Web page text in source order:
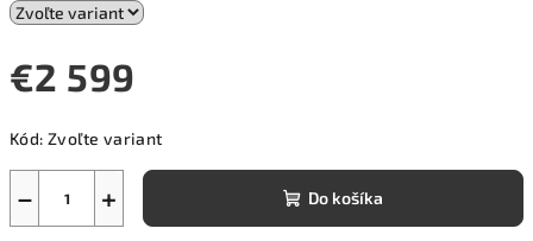
€2 599
cena:
Kód: Zvoľte variant
+
− Do košíka